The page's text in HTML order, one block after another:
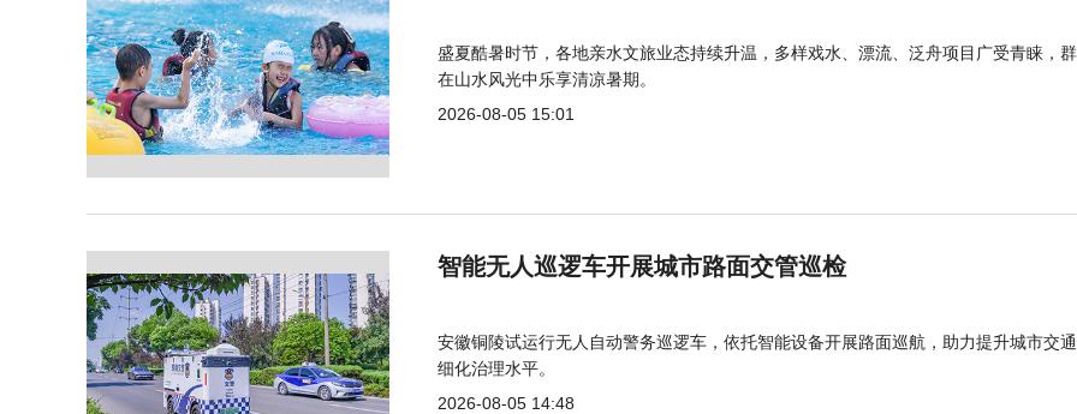
盛夏酷暑时节，各地亲水文旅业态持续升温，多样戏水、漂流、泛舟项目广受青睐，
在山水风光中乐享清凉暑期。
2026-08-05 15:01
智能无人巡逻车开展城市路面交管巡检
安徽铜陵试运行无人自动警务巡逻车，依托智能设备开展路面巡航，助力提升城市交
细化治理水平。
2026-08-05 14:48